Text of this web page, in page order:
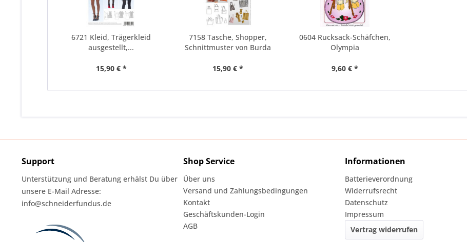
6721 Kleid, Trägerkleid
ausgestellt,...
15,90 € *
7158 Tasche, Shopper,
Schnittmuster von Burda
15,90 € *
0604 Rucksack-Schäfchen,
Olympia
9,60 € *
Support
Unterstützung und Beratung erhälst Du über
unsere E-Mail Adresse:
info@schneiderfundus.de
Shop Service
Über uns
Versand und Zahlungsbedingungen
Kontakt
Geschäftskunden-Login
AGB
Informationen
Batterieverordnung
Widerrufsrecht
Datenschutz
Impressum
Vertrag widerrufen